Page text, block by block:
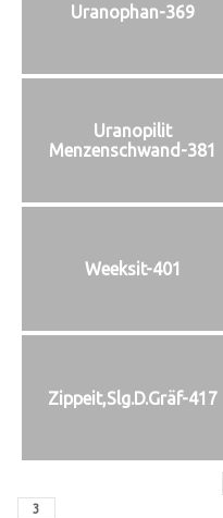
Uranophan-369
Uranopilit
Menzenschwand-381
Weeksit-401
Zippeit,Slg.D.Gräf-417